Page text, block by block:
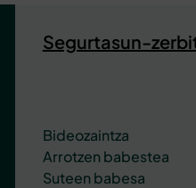
Segurtasun-
Bideozaintza
Arrotzen babestea
Suteen babesa